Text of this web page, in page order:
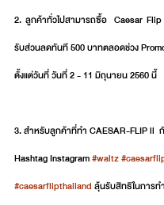
2. ลูกค้าทั่วไปสามารถซื้อ  Caesar Flip
รับส่วนลดทันที 500 บาทตลอดช่วง
ตั้งแต่วันที่ วันที่ 2 - 11 มิถุนายน 2560 นี้
3. สำหรับลูกค้าที่ทำ CAESAR-FLIP ll
Hashtag Instagram #waltz
#caesarflipthailand ลุ้นรับสิทธิในการท